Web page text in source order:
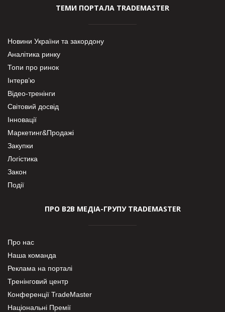
ТЕМИ ПОРТАЛА TRADEMASTER
Новини України та закордону
Аналітика ринку
Топи про ринок
Інтерв’ю
Відео-тренінги
Світовий досвід
Інновації
Маркетинг&Продажі
Закупки
Логістика
Закон
Події
ПРО В2В МЕДІА-ГРУПУ TRADEMASTER
Про нас
Наша команда
Реклама на порталі
Тренінговий центр
Конференції TradeMaster
Національні Премії